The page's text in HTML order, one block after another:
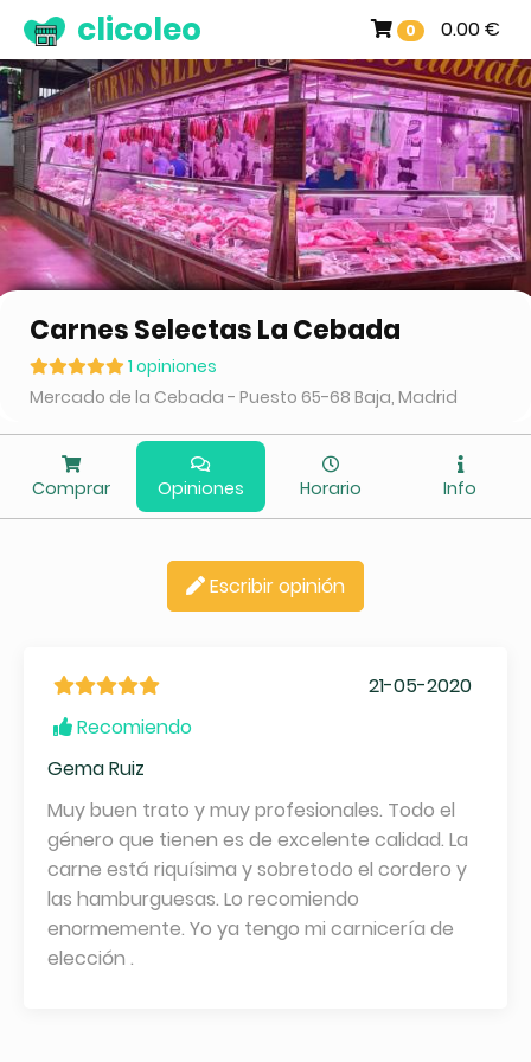
0 0.00 €
clicoleo
Carnes Selectas La Cebada
1 opiniones
Mercado de la Cebada - Puesto 65-68 Baja, Madrid
Comprar Opiniones Horario Info
Escribir opinión
21-05-2020
Recomiendo
Gema Ruiz
Muy buen trato y muy profesionales. Todo el
género que tienen es de excelente calidad. La
carne está riquísima y sobretodo el cordero y
las hamburguesas. Lo recomiendo
enormemente. Yo ya tengo mi carnicería de
elección .